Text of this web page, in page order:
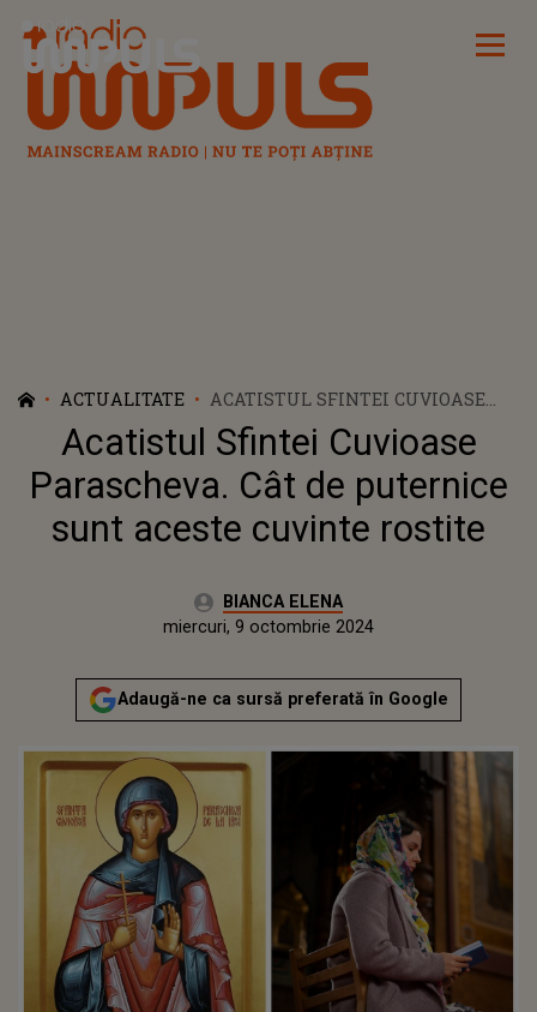
Radio Impuls
ACTUALITATE
ACATISTUL SFINTEI CUVIOASE
PARASCHEVA. CÂT DE PUTERNICE
SUNT ACESTE CUVINTE ROSTITE
Acatistul Sfintei Cuvioase
Parascheva. Cât de puternice
sunt aceste cuvinte rostite
Autor:BIANCA ELENA
miercuri, 9 octombrie 2024
Actualizat:
miercuri, 9 octombrie 2024
Adaugă-ne ca sursă preferată în Google